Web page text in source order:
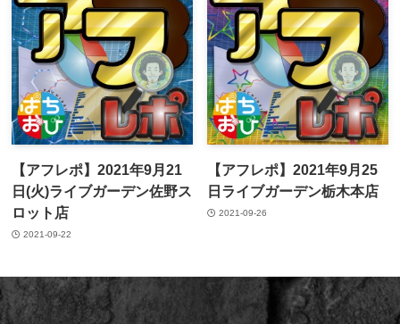
【アフレポ】2021年9月21
日(火)ライブガーデン佐野ス
ロット店
2021-09-22
【アフレポ】2021年9月25
日ライブガーデン栃木本店
2021-09-26